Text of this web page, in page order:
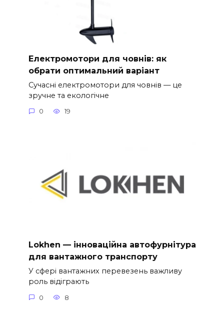
Електромотори для човнів: як
обрати оптимальний варіант
Сучасні електромотори для човнів — це
зручне та екологічне
0 19
Lokhen — інноваційна автофурнітура
для вантажного транспорту
У сфері вантажних перевезень важливу
роль відіграють
0 8